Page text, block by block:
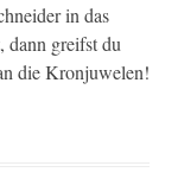
in das
dann greif­st du
die Kronjuwelen!